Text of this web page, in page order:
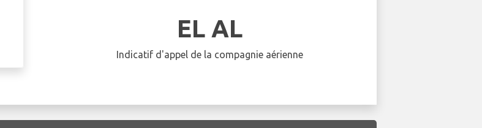
EL AL
Indicatif d'appel de la compagnie aérienne